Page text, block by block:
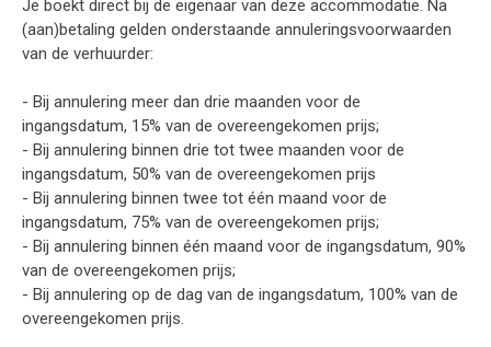
Je boekt direct bij de eigenaar van deze accommodatie. Na
(aan)betaling gelden onderstaande annuleringsvoorwaarden
van de verhuurder:
- Bij annulering meer dan drie maanden voor de
ingangsdatum, 15% van de overeengekomen prijs;
- Bij annulering binnen drie tot twee maanden voor de
ingangsdatum, 50% van de overeengekomen prijs
- Bij annulering binnen twee tot één maand voor de
ingangsdatum, 75% van de overeengekomen prijs;
- Bij annulering binnen één maand voor de ingangsdatum, 90%
van de overeengekomen prijs;
- Bij annulering op de dag van de ingangsdatum, 100% van de
overeengekomen prijs.